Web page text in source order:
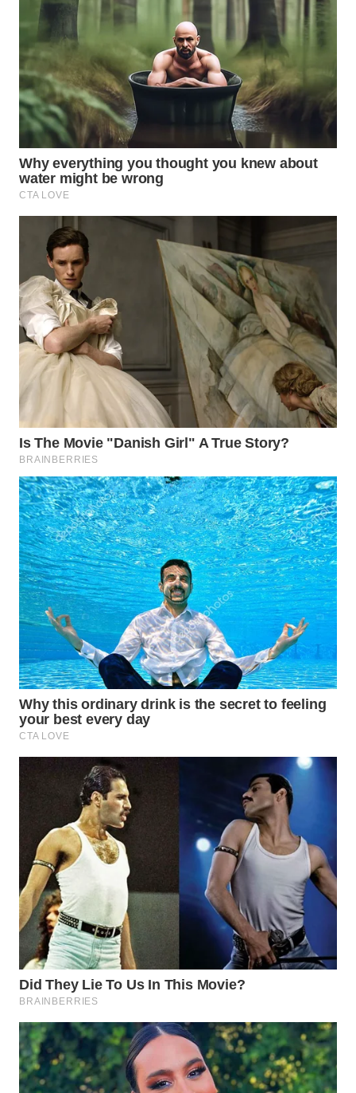
WN
BEKASI
WN
BOGOR
WN
DEPOK
WN
TAPANULI
UTARA
WN
SAMOSIR
WN
PADANG
LAWAS
WN
SUMEDANG
CIANJUR
WN
KEPULAUAN
SERIBU
WN
TANGERANG
WN
BINJAI
WN
CIREBON
WN
INDRAMAYU
WN
KUNINGAN
WN
MAJALENGKA
WN
SUBANG
SUKABUMI
WN